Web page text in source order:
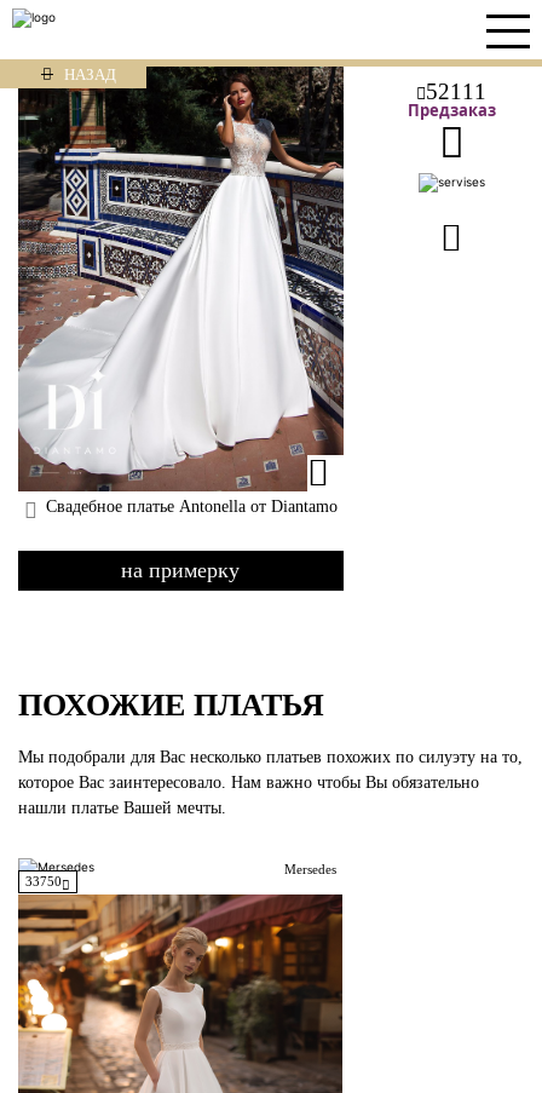
НАЗАД
52111
Предзаказ
Свадебное платье Antonella от Diantamo
на примерку
ПОХОЖИЕ ПЛАТЬЯ
Мы подобрали для Вас несколько платьев похожих по силуэту на то,
которое Вас заинтересовало. Нам важно чтобы Вы обязательно
нашли платье Вашей мечты.
33750
Mersedes